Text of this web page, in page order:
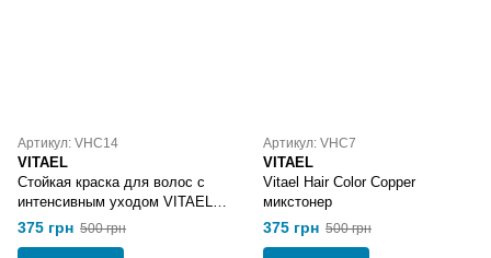
Артикул: VHC14
VITAEL
Стойкая краска для волос с
интенсивным уходом VITAEL
Hair Color № 1
375 грн 500 грн
Артикул: VHC7
VITAEL
Vitael Hair Color Copper
микстонер
375 грн 500 грн